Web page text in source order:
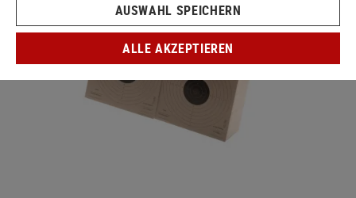
AUSWAHL SPEICHERN
ALLE AKZEPTIEREN